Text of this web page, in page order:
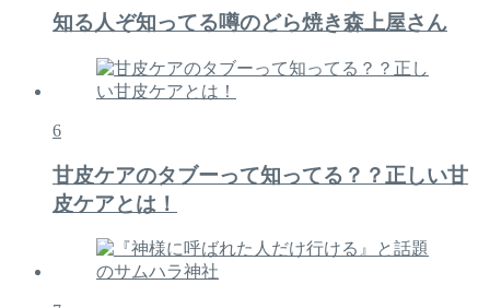
知る人ぞ知ってる噂のどら焼き森上屋さん
6
甘皮ケアのタブーって知ってる？？正しい甘
皮ケアとは！